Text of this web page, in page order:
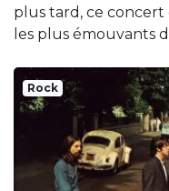
plus tard, ce
les plus émouvants
Rock